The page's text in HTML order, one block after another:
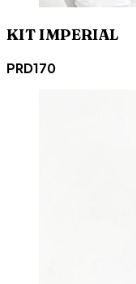
KIT IMPERIAL
PRD170